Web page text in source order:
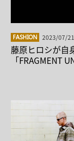
FASHION 2023/07/21
藤原ヒロシが自
「FRAGMENT